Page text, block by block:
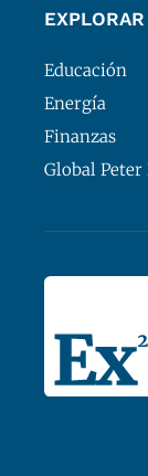
Educación
Energía
Finanzas
Global